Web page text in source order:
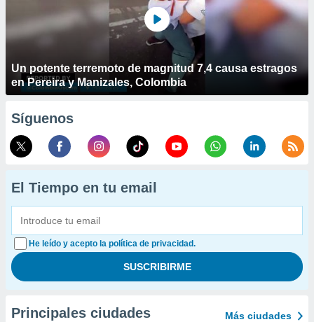
Un potente terremoto de magnitud 7,4 causa estragos
en Pereira y Manizales, Colombia
Síguenos
El Tiempo en tu email
He leído y acepto la política de privacidad.
Principales ciudades Más ciudades